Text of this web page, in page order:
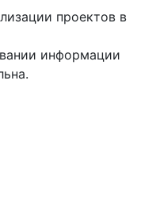
проектов в
информации